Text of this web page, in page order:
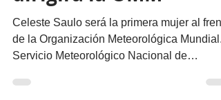
primera mujer que
dirigirá la OMM
Celeste Saulo será la primera mujer al